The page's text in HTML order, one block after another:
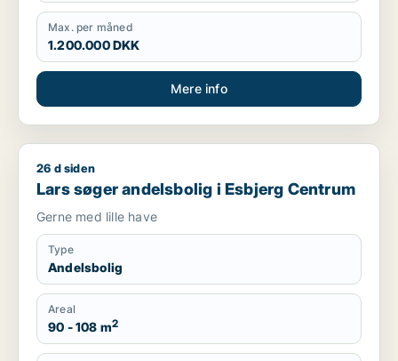
Max. per måned
1.200.000 DKK
Mere info
Lars søger andelsbolig i Esbjerg Centrum
26 d siden
Lars søger andelsbolig i Esbjerg Centrum
Gerne med lille have
Type
Andelsbolig
Areal
90 - 108 m2